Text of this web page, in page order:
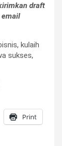
draft
email
kulaih
sukses,
Print